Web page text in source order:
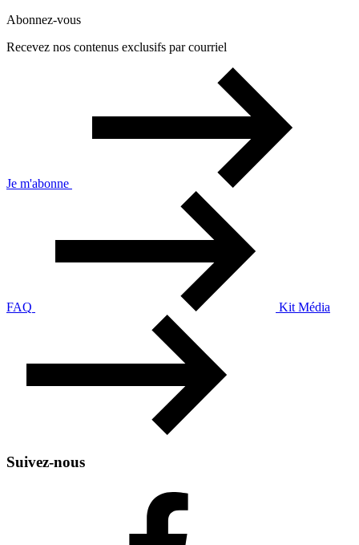
Abonnez-vous
Recevez nos contenus exclusifs par courriel
Je m'abonne
FAQ Kit Média
Suivez-nous